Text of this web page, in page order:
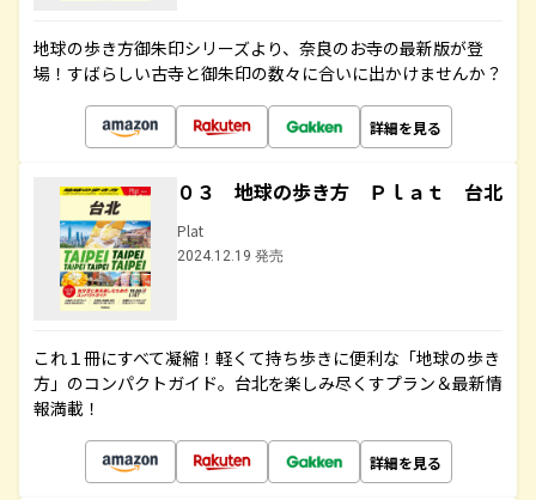
地球の歩き方御朱印シリーズより、奈良のお寺の最新版が登
場！すばらしい古寺と御朱印の数々に合いに出かけませんか？
詳細を見る
０３ 地球の歩き方 Ｐｌａｔ 台北
Plat
2024.12.19 発売
これ１冊にすべて凝縮！軽くて持ち歩きに便利な「地球の歩き
方」のコンパクトガイド。台北を楽しみ尽くすプラン＆最新情
報満載！
詳細を見る